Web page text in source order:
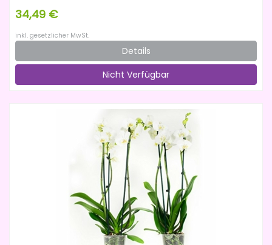
34,49 €
inkl. gesetzlicher MwSt.
Details
Nicht Verfügbar